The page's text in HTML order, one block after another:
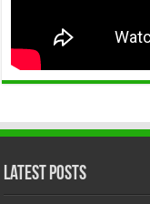
Latest Posts